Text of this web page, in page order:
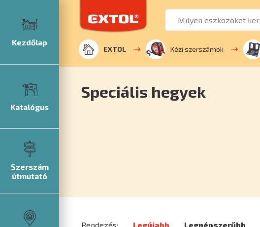
Kezdőlap
Katalógus
Szerszám
útmutató
EXTOL Kézi szerszámok
Speciális hegyek
Rendezés: Legújabb Legnépszerűbb